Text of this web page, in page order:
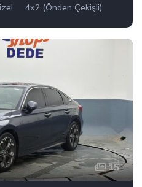
4x2 (Önden Çekişli)
15